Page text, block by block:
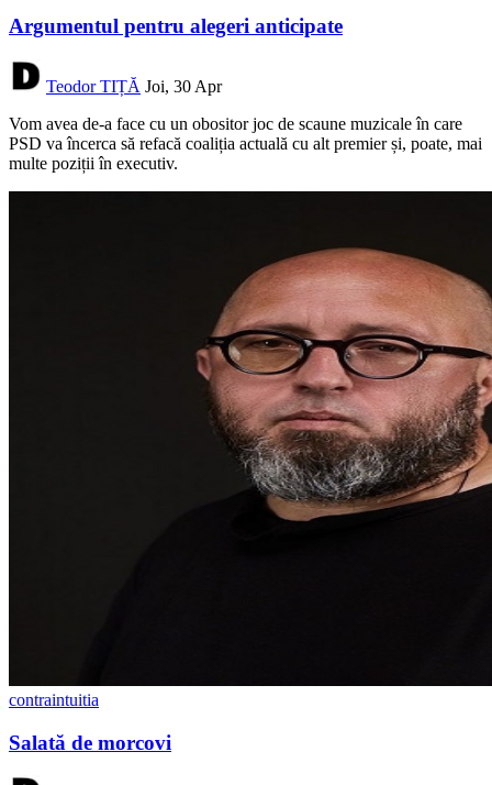
Argumentul pentru alegeri anticipate
Teodor TIȚĂ Joi, 30 Apr
Vom avea de-a face cu un obositor joc de scaune muzicale în care
PSD va încerca să refacă coaliția actuală cu alt premier și, poate, mai
multe poziții în executiv.
contraintuitia
Salată de morcovi